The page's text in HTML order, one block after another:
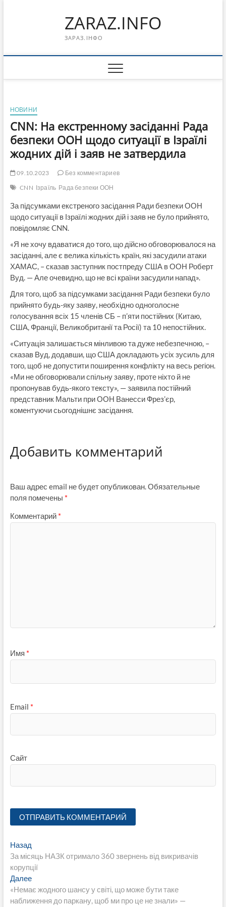
ZARAZ.INFO
ЗАРАЗ.ІНФО
НОВИНИ
CNN: На екстренному засіданні Рада
безпеки ООН щодо ситуації в Ізраїлі
жодних дій і заяв не затвердила
09.10.2023
Без комментариев
CNN Ізраїль Рада безпеки ООН
За підсумками екстреного засідання Ради безпеки ООН
щодо ситуації в Ізраїлі жодних дій і заяв не було прийнято,
повідомляє CNN.
«Я не хочу вдаватися до того, що дійсно обговорювалося на
засіданні, але є велика кількість країн, які засудили атаки
ХАМАС, – сказав заступник постпреду США в ООН Роберт
Вуд. — Але очевидно, що не всі країни засудили напад».
Для того, щоб за підсумками засідання Ради безпеки було
прийнято будь-яку заяву, необхідно одноголосне
голосування всіх 15 членів СБ – п’яти постійних (Китаю,
США, Франції, Великобританії та Росії) та 10 непостійних.
«Ситуація залишається мінливою та дуже небезпечною, –
сказав Вуд, додавши, що США докладають усіх зусиль для
того, щоб не допустити поширення конфлікту на весь регіон.
«Ми не обговорювали спільну заяву, проте ніхто й не
пропонував будь-якого тексту», — заявила постійний
представник Мальти при ООН Ванесси Фрез’єр,
коментуючи сьогоднішнє засідання.
Добавить комментарий
Ваш адрес email не будет опубликован.Обязательные
поля помечены *
Комментарий *
Имя *
Email *
Сайт
Навигация
по
записям
НазадПредыдущая
запись:
За місяць НАЗК отримало 360 звернень від викривачів
корупції
ДалееСледующая
запись:
«Немає жодного шансу у світі, що може бути таке
наближення до паркану, щоб ми про це не знали» —